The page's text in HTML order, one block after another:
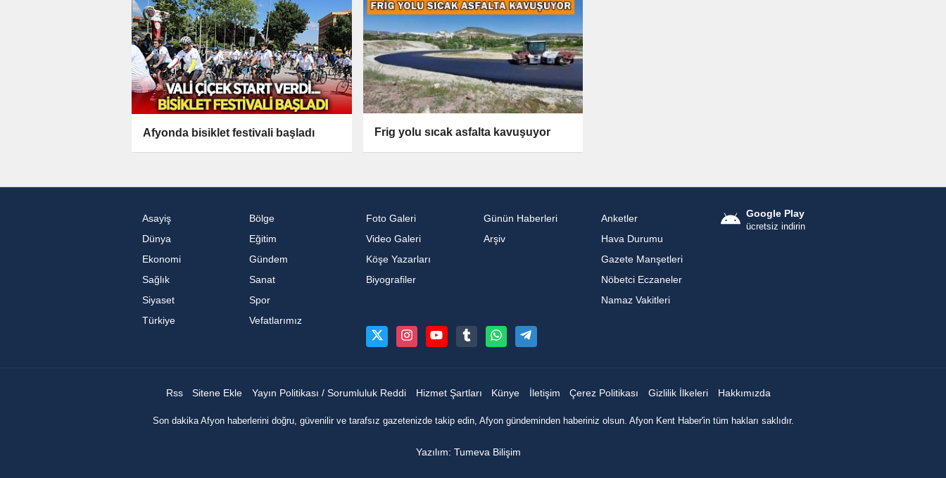
Afyonda bisiklet festivali başladı Frig yolu sıcak asfalta kavuşuyor
Asayiş
Bölge
Dünya
Eğitim
Ekonomi
Gündem
Sağlık
Sanat
Siyaset
Spor
Türkiye
Vefatlarımız
Foto Galeri
Video Galeri
Köşe Yazarları
Biyografiler
Günün Haberleri
Arşiv
Anketler
Hava Durumu
Gazete Manşetleri
Nöbetci Eczaneler
Namaz Vakitleri
Google Play
ücretsiz indirin
Rss Sitene Ekle Yayın Politikası / Sorumluluk Reddi Hizmet Şartları Künye İletişim Çerez Politikası Gizlilik İlkeleri Hakkımızda
Son dakika Afyon haberlerini doğru, güvenilir ve tarafsız gazetenizde takip edin, Afyon gündeminden haberiniz olsun. Afyon Kent Haber'in tüm hakları saklıdır.
Yazılım: Tumeva Bilişim